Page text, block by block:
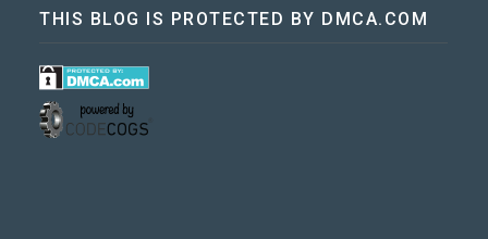
THIS BLOG IS PROTECTED BY DMCA.COM